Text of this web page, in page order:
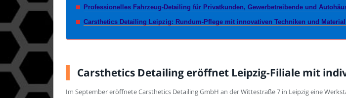
Professionelles Fahrzeug-Detailing für Privatkunden, Gewerbetreibende und
Carsthetics Detailing Leipzig: Rundum-Pflege mit innovativen Techniken und
Carsthetics Detailing eröffnet Leipzig-Filiale mit
Im September eröffnete Carsthetics Detailing GmbH an der Wittestraße 7 in Leipzig eine